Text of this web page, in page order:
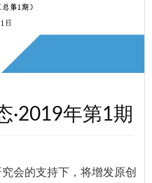
·2019年第1期
会的支持下，将增发原创